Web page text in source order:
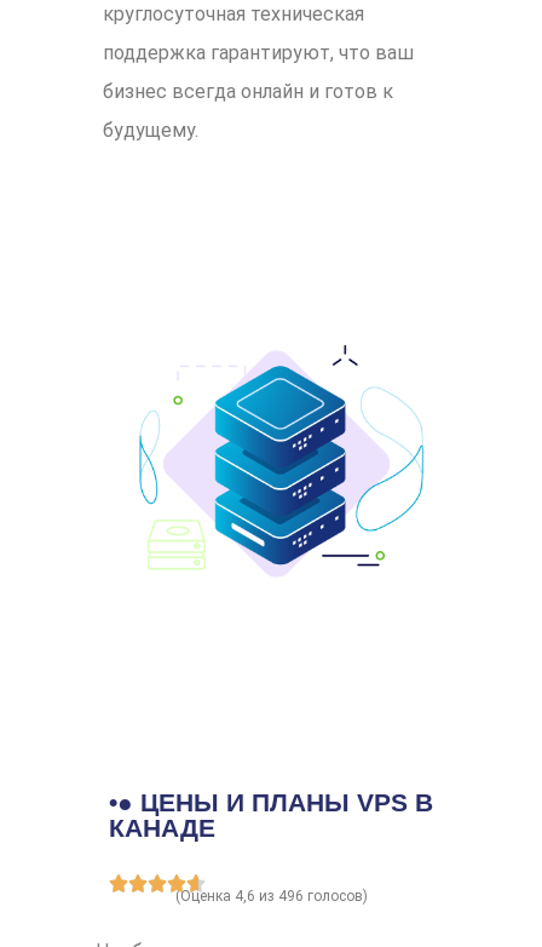
круглосуточная техническая
поддержка гарантируют, что ваш
бизнес всегда онлайн и готов к
будущему.
•● ЦЕНЫ И ПЛАНЫ VPS В
КАНАДЕ
(Оценка 4,6 из 496 голосов)